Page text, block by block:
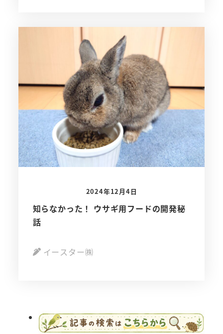
2024年12月4日
知らなかった！ ウサギ用フードの開発秘
話
イースター㈱